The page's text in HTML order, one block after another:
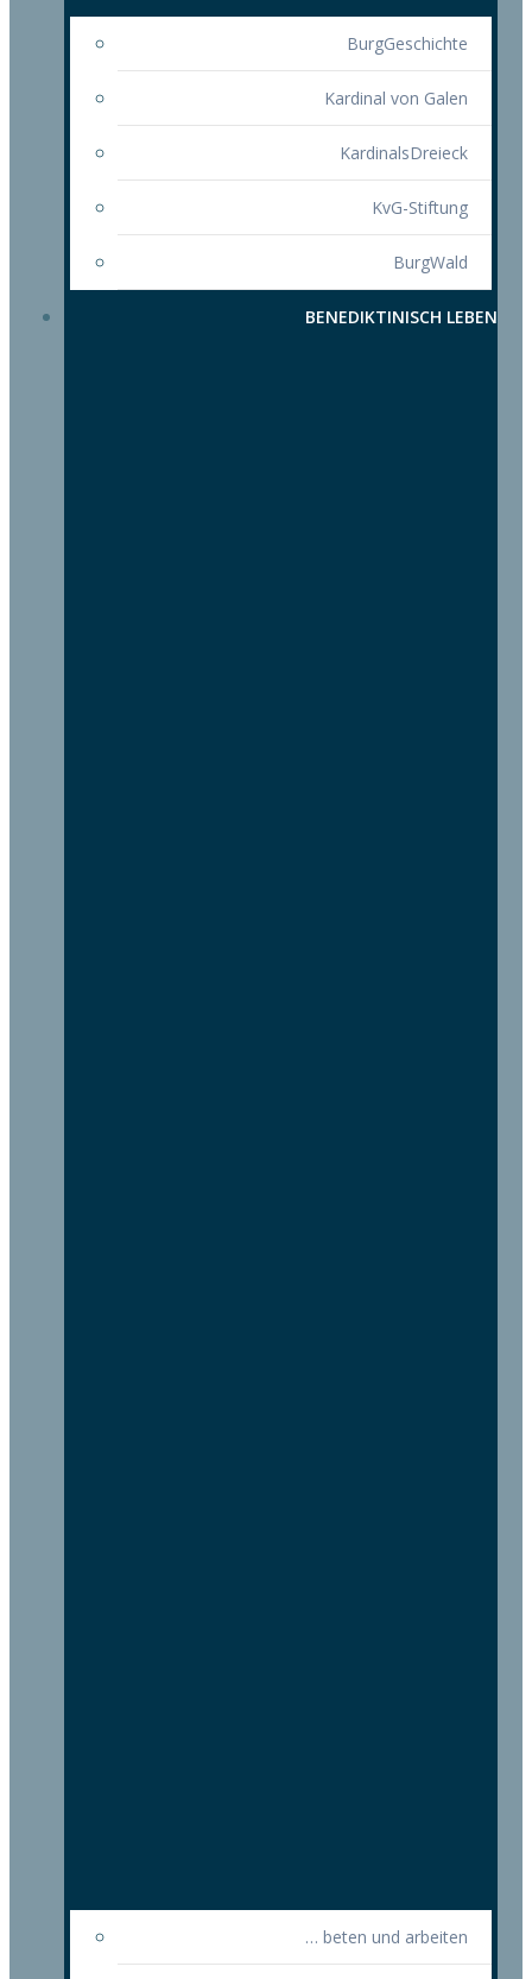
BurgGeschichte
Kardinal von Galen
KardinalsDreieck
KvG-Stiftung
BurgWald
BENEDIKTINISCH LEBEN
… beten und arbeiten